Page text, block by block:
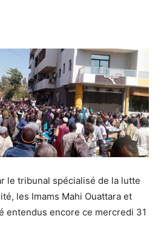
le tribunal spécialisé de la lutte
les Imams Mahi Ouattara et
entendus encore ce mercredi 31